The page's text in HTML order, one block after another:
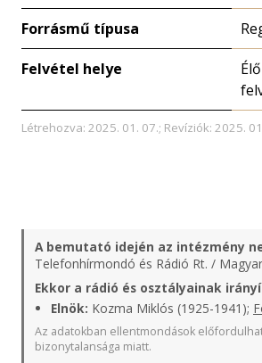
Forrásmű típusa
Felvétel helye
Létrehozva: 2025. 01. 07.; Revíziók: 2025.
A bemutató idején az intézmény
Telefonhírmondó és Rádió Rt. /
Ekkor a rádió és osztályainak
Elnök: Kozma Miklós (1925-1941);
Az adatokban ellentmondások
bizonytalansága miatt.